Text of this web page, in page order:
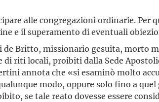
alle congregazioni ordinarie. Per
e il superamento di eventuali
de Britto, missionario gesuita, morto
riti locali, proibiti dalla Sede
annota che «si esaminò molto
modo, oppure solo fino a
se tale reato dovesse essere